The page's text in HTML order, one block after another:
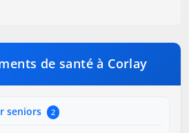
de santé à Corlay
seniors 2